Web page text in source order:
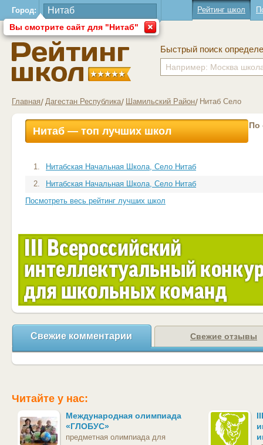
Город:
Вы смотрите сайт для "Нитаб"
Рейтинг школ
Быстрый поиск
Главная Дагестан Республика Шамильский Район Нитаб Село
Нитаб — топ лучших школ По
1.
Нитабская Начальная Школа, Село Нитаб
2.
Нитабская Начальная Школа, Село Нитаб
Посмотреть весь рейтинг лучших школ
Свежие комментарии Свежие отзывы
Читайте у нас:
Международная олимпиада
«ГЛОБУС»
предметная олимпиада для